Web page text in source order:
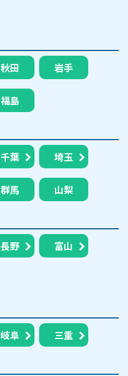
秋田 岩手
福島
千葉 埼玉
群馬
山梨
長野 富山
岐阜
三重